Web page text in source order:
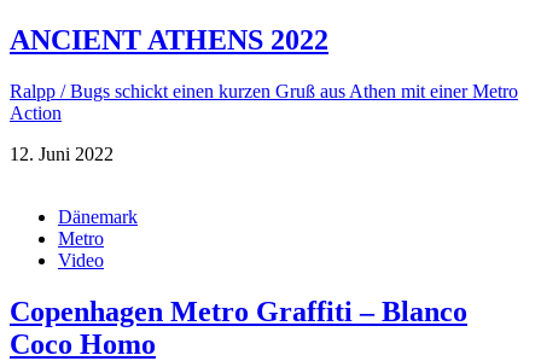
ANCIENT ATHENS 2022
Ralpp / Bugs schickt einen kurzen Gruß aus Athen mit einer Metro
Action
12. Juni 2022
Dänemark
Metro
Video
Copenhagen Metro Graffiti – Blanco
Coco Homo